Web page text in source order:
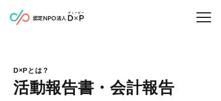
D×Pとは？
活動報告書・会計報告